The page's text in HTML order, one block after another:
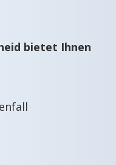
bietet Ihnen